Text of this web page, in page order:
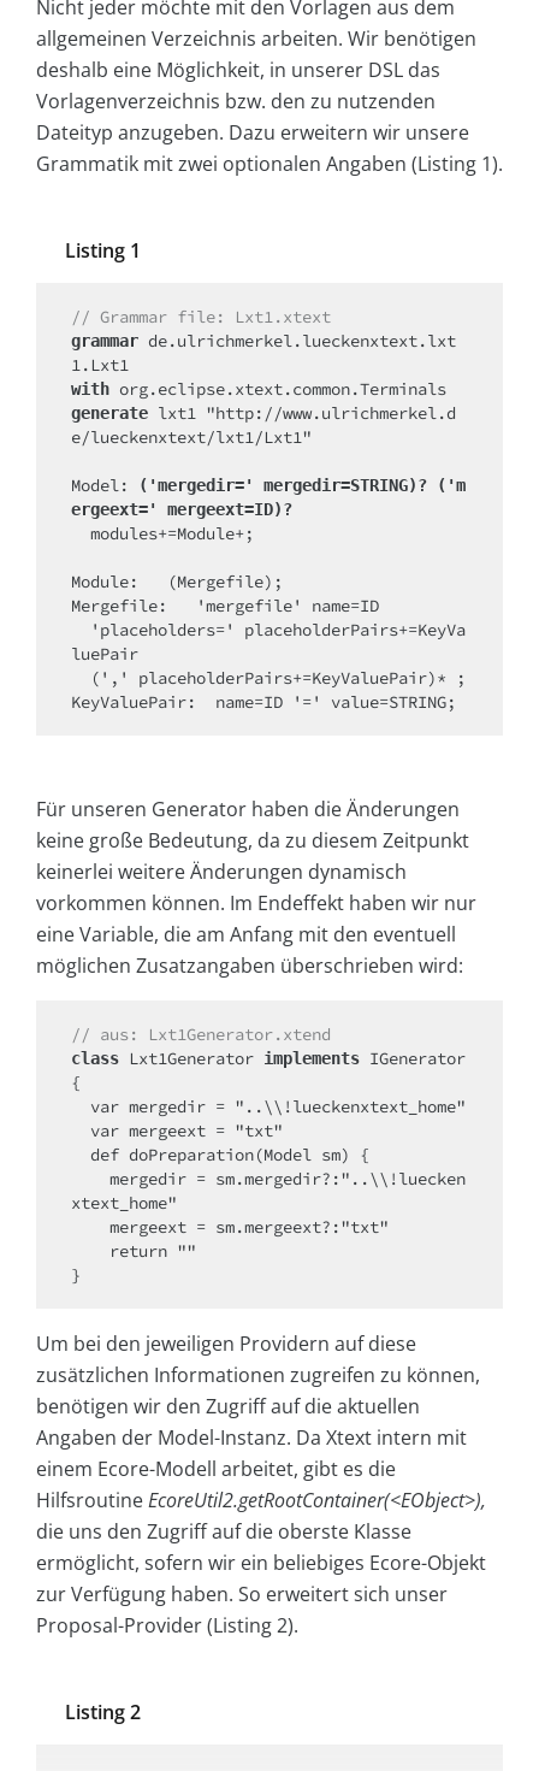
Nicht jeder möchte mit den Vorlagen aus dem
allgemeinen Verzeichnis arbeiten. Wir benötigen
deshalb eine Möglichkeit, in unserer DSL das
Vorlagenverzeichnis bzw. den zu nutzenden
Dateityp anzugeben. Dazu erweitern wir unsere
Grammatik mit zwei optionalen Angaben (Listing 1).
Listing 1
// Grammar file: Lxt1.xtext
grammar de.ulrichmerkel.lueckenxtext.lxt
with
generate lxt1 "http://www.ulrichmerkel.d
e/lueckenxtext/lxt1/Lxt1"
Model:
('mergedir=' mergedir=STRING)? ('m
ergeext=' mergeext=ID)?
Module:   (Mergefile);
Mergefile:   'mergefile' name=ID
luePair
KeyValuePair:  name=ID '=' value=STRING;
Für unseren Generator haben die Änderungen
keine große Bedeutung, da zu diesem Zeitpunkt
keinerlei weitere Änderungen dynamisch
vorkommen können. Im Endeffekt haben wir nur
eine Variable, die am Anfang mit den eventuell
möglichen Zusatzangaben überschrieben wird:
// aus: Lxt1Generator.xtend
class Lxt1Generator implements IGenerator
{
xtext_home"
}
Um bei den jeweiligen Providern auf diese
zusätzlichen Informationen zugreifen zu können,
benötigen wir den Zugriff auf die aktuellen
Angaben der Model-Instanz. Da Xtext intern mit
einem Ecore-Modell arbeitet, gibt es die
HilfsroutineEcoreUtil2.getRootContainer(<EObject>),
die uns den Zugriff auf die oberste Klasse
ermöglicht, sofern wir ein beliebiges Ecore-Objekt
zur Verfügung haben. So erweitert sich unser
Proposal-Provider (Listing 2).
Listing 2